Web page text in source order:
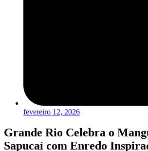
fevereiro 12, 2026
Grande Rio Celebra o
Sapucaí com Enredo